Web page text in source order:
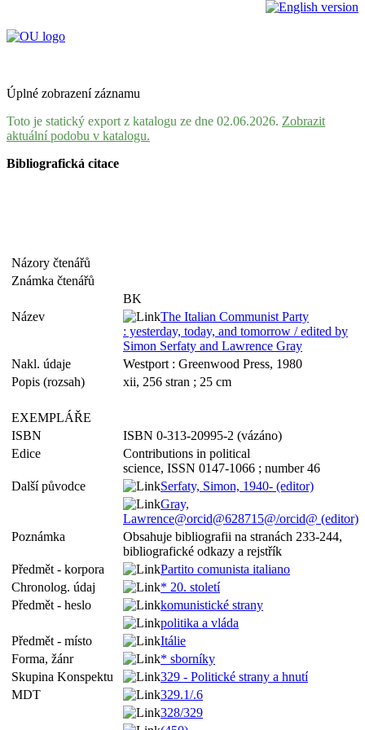
Úplné zobrazení záznamu
Toto je statický export z katalogu ze dne 02.06.2026. Zobrazit
aktuální podobu v katalogu.
Bibliografická citace
Názory čtenářů
Známka čtenářů
BK
Název
The Italian Communist Party
: yesterday, today, and tomorrow / edited by
Simon Serfaty and Lawrence Gray
Nakl. údaje
Westport : Greenwood Press, 1980
Popis (rozsah)
xii, 256 stran ; 25 cm
EXEMPLÁŘE
ISBN
ISBN 0-313-20995-2 (vázáno)
Edice
Contributions in political
science, ISSN 0147-1066 ; number 46
Další původce
Serfaty, Simon, 1940- (editor)
Gray,
Lawrence@orcid@628715@/orcid@ (editor)
Poznámka
Obsahuje bibliografii na stranách 233-244,
bibliografické odkazy a rejstřík
Předmět - korpora
Partito comunista italiano
Chronolog. údaj
* 20. století
Předmět - heslo
komunistické strany
politika a vláda
Předmět - místo
Itálie
Forma, žánr
* sborníky
Skupina Konspektu
329 - Politické strany a hnutí
MDT
329.1/.6
328/329